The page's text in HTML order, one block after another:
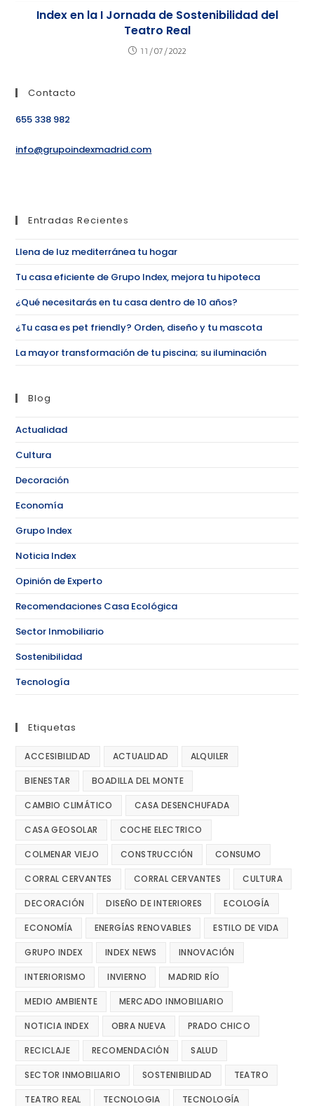
Index en la I Jornada de Sostenibilidad del
Teatro Real
11/07/2022
Contacto
655 338 982
info@grupoindexmadrid.com
Entradas Recientes
Llena de luz mediterránea tu hogar
Tu casa eficiente de Grupo Index, mejora tu hipoteca
¿Qué necesitarás en tu casa dentro de 10 años?
¿Tu casa es pet friendly? Orden, diseño y tu mascota
La mayor transformación de tu piscina; su iluminación
Blog
Actualidad
Cultura
Decoración
Economía
Grupo Index
Noticia Index
Opinión de Experto
Recomendaciones Casa Ecológica
Sector Inmobiliario
Sostenibilidad
Tecnología
Etiquetas
ACCESIBILIDAD ACTUALIDAD ALQUILER
BIENESTAR BOADILLA DEL MONTE
CAMBIO CLIMÁTICO CASA DESENCHUFADA
CASA GEOSOLAR COCHE ELECTRICO
COLMENAR VIEJO CONSTRUCCIÓN CONSUMO
CORRAL CERVANTES CORRAL CERVANTES CULTURA
DECORACIÓN DISEÑO DE INTERIORES ECOLOGÍA
ECONOMÍA ENERGÍAS RENOVABLES ESTILO DE VIDA
GRUPO INDEX INDEX NEWS INNOVACIÓN
INTERIORISMO INVIERNO MADRID RÍO
MEDIO AMBIENTE MERCADO INMOBILIARIO
NOTICIA INDEX OBRA NUEVA PRADO CHICO
RECICLAJE RECOMENDACIÓN SALUD
SECTOR INMOBILIARIO SOSTENIBILIDAD TEATRO
TEATRO REAL TECNOLOGIA TECNOLOGÍA